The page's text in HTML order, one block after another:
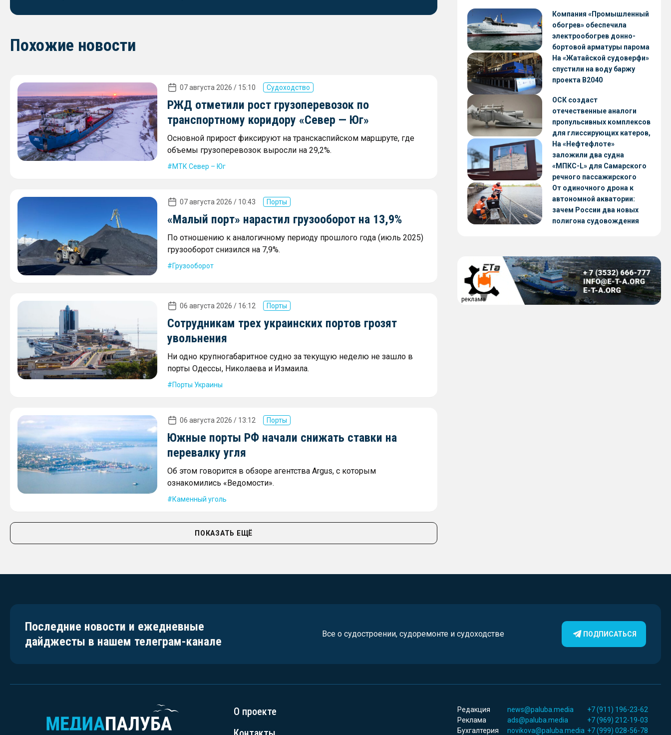
Похожие новости
07 августа 2026 / 15:10 Судоходство
РЖД отметили рост грузоперевозок по
транспортному коридору «Север — Юг»
Основной прирост фиксируют на транскаспийском маршруте, где
объемы грузоперевозок выросли на 29,2%.
МТК Север – Юг
07 августа 2026 / 10:43 Порты
«Малый порт» нарастил грузооборот на 13,9%
По отношению к аналогичному периоду прошлого года (июль 2025)
грузооборот снизился на 7,9%.
Грузооборот
06 августа 2026 / 16:12 Порты
Сотрудникам трех украинских портов грозят
увольнения
Ни одно крупногабаритное судно за текущую неделю не зашло в
порты Одессы, Николаева и Измаила.
Порты Украины
06 августа 2026 / 13:12 Порты
Южные порты РФ начали снижать ставки на
перевалку угля
Об этом говорится в обзоре агентства Argus, с которым
ознакомились «Ведомости».
Каменный уголь
ПОКАЗАТЬ ЕЩЁ
Компания «Промышленный
обогрев» обеспечила
электрообогрев донно-
бортовой арматуры парома
«Петропавловск» проекта
CNF22
На «Жатайской судоверфи»
спустили на воду баржу
проекта В2040
ОСК создаст
отечественные аналоги
пропульсивных комплексов
для глиссирующих катеров,
скоростных судов и судов с
малой осадкой
На «Нефтефлоте»
заложили два судна
«МПКС-L» для Самарского
речного пассажирского
предприятия
От одиночного дрона к
автономной акватории:
зачем России два новых
полигона судовождения
реклама
Последние новости и ежедневные
дайджесты в нашем телеграм-канале
Все о судостроении, судоремонте и судоходстве ПОДПИСАТЬСЯ
О проекте
Редакция news@paluba.media
+7 (911) 196-23-62
Реклама
ads@paluba.media
+7 (969) 212-19-03
Бухгалтерия
novikova@paluba.media +7 (999) 028-56-78